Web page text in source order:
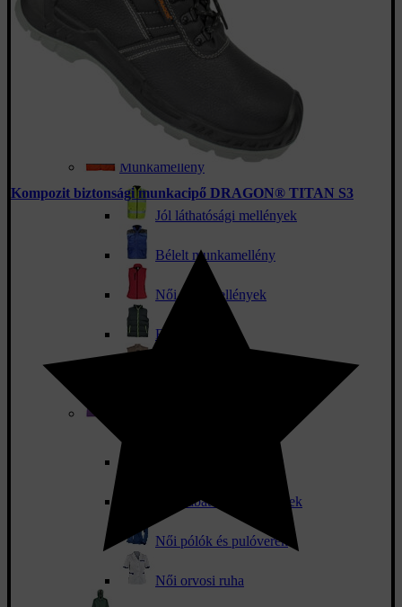
Szakács sapkák
Kalapok
Aláöltözet
Munkamellény
Jól láthatósági mellények
Bélelt munkamellény
Női sportmellények
Férfi sportok
Női nadrág és szoknya
Női kabátok és mellények
Női pólók és pulóverek
Női orvosi ruha
Kompozit biztonsági munkacipő DRAGON® TITAN S3